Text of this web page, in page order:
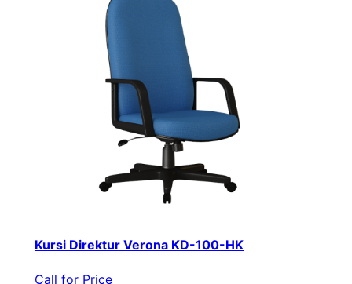
Kursi Direktur Verona KD-100-HK
Call for Price